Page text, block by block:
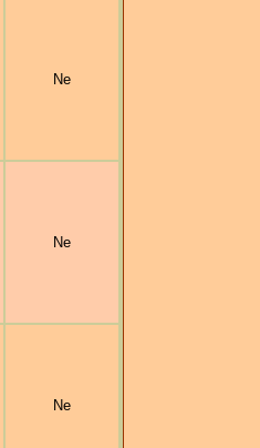
Ne
Ne
Ne